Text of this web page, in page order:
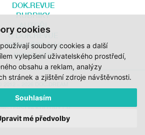
cookies
soubory cookies a další
vylepšení uživatelského prostředí,
obsahu a reklam, analýzy
stránek a zjištění zdroje návštěvnosti.
Souhlasím
mé předvolby
DOK.REVUE
RUBRIKY
AUTOŘI
O DOK.REVUE
PODPOŘTE NÁS
KONTAKTY
FONDU KINEMATOGRAFIE, KRAJE VYSOČINA A
KULTURY ČR.
HMSDESIGN KÓD:S2 STUDIO